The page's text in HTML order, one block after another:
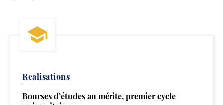
Realisations
Bourses d’études au mérite, premier cycle